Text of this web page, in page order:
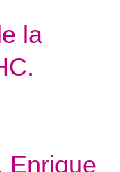
la
Enrique